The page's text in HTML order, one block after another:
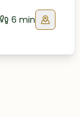
6 min